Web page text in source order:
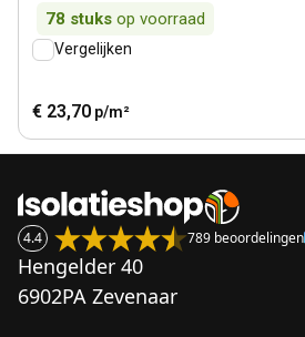
78 stuks op voorraad
Vergelijken
€ 23,70 p/m²
4.4 789 beoordelingen
Hengelder 40
6902PA Zevenaar